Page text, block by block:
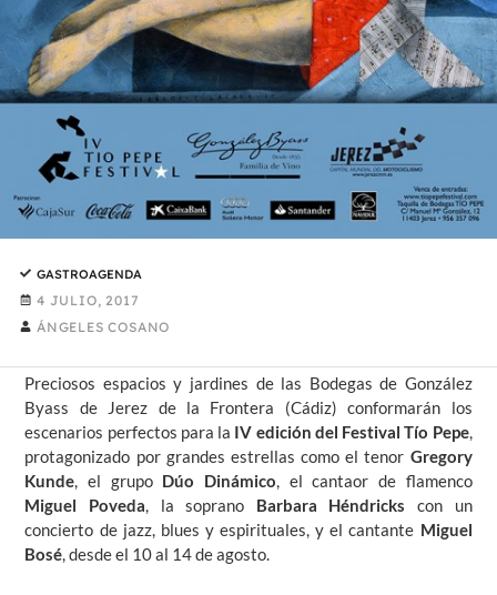
GASTROAGENDA
4 JULIO, 2017
ÁNGELES COSANO
Preciosos espacios y jardines de las Bodegas de González
Byass de Jerez de la Frontera (Cádiz) conformarán los
escenarios perfectos para la IV edición del Festival Tío Pepe,
protagonizado por grandes estrellas como el tenor Gregory
Kunde, el grupo Dúo Dinámico, el cantaor de flamenco
Miguel Poveda, la soprano Barbara Héndricks con un
concierto de jazz, blues y espirituales, y el cantante Miguel
Bosé, desde el 10 al 14 de agosto.